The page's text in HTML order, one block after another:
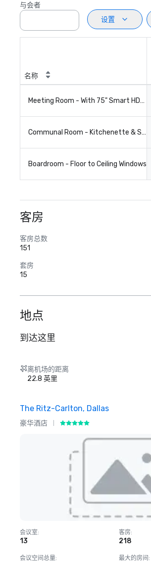
与会者
设置
名称
Meeting Room - With 75" Smart HDMI TV
Communal Room - Kitchenette & Sectional Couch Included
Boardroom - Floor to Ceiling Windows
客房
客房总数
151
套房
15
地点
到达这里
离机场的距离
22.8 英里
The Ritz-Carlton, Dallas
豪华酒店
Removed from favorites
会议室:
13
客房:
218
会议空间总量: 最大的房间 :